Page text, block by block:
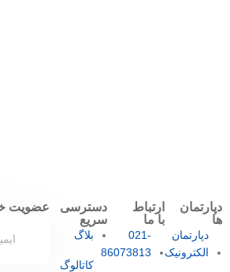
دپارتمان
ها
دپارتمان
الکترونیک
ارتباط
با ما
021-
86073813
دسترسی
سریع
بلاگ
کاتالوگ
عضویت